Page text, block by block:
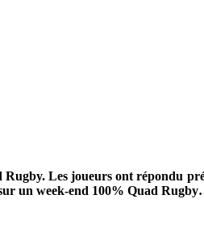
Les joueurs ont répondu
un week-end 100% Quad